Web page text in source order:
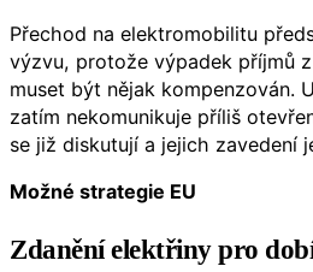
Přechod na elektromobilitu
výzvu, protože výpadek příjmů
muset být nějak kompenzován.
zatím nekomunikuje příliš
se již diskutují a jejich zavedení
Možné strategie EU
Zdanění elektřiny pro